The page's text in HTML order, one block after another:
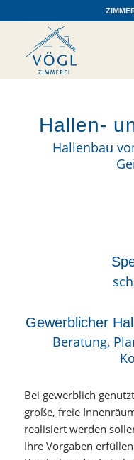
Hallen-
Hallenbau
Das
Gewerblicher
Beratung,
Bei gewerblich
große, freie
realisiert werden
Ihre Vorgaben